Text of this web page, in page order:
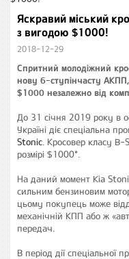
Яскравий міський
з вигодою $1000!
2018-12-29
Спритний молодіжний
нову 6-ступінчасту
$1000 незалежно від
До 31 січня 2019 року в
Україні діє спеціальна
Stonic . Кросовер класу
розмірі $1000*.
На даний момент Kia
сильним бензиновим
цьому покупець може
механічній КПП або ж
передач.
В період дії спеціальної